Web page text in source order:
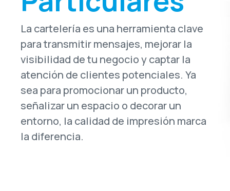
La cartelería es una herramienta clave
para transmitir mensajes, mejorar la
visibilidad de tu negocio y captar la
atención de clientes potenciales. Ya
sea para promocionar un producto,
señalizar un espacio o decorar un
entorno, la calidad de impresión marca
la diferencia.